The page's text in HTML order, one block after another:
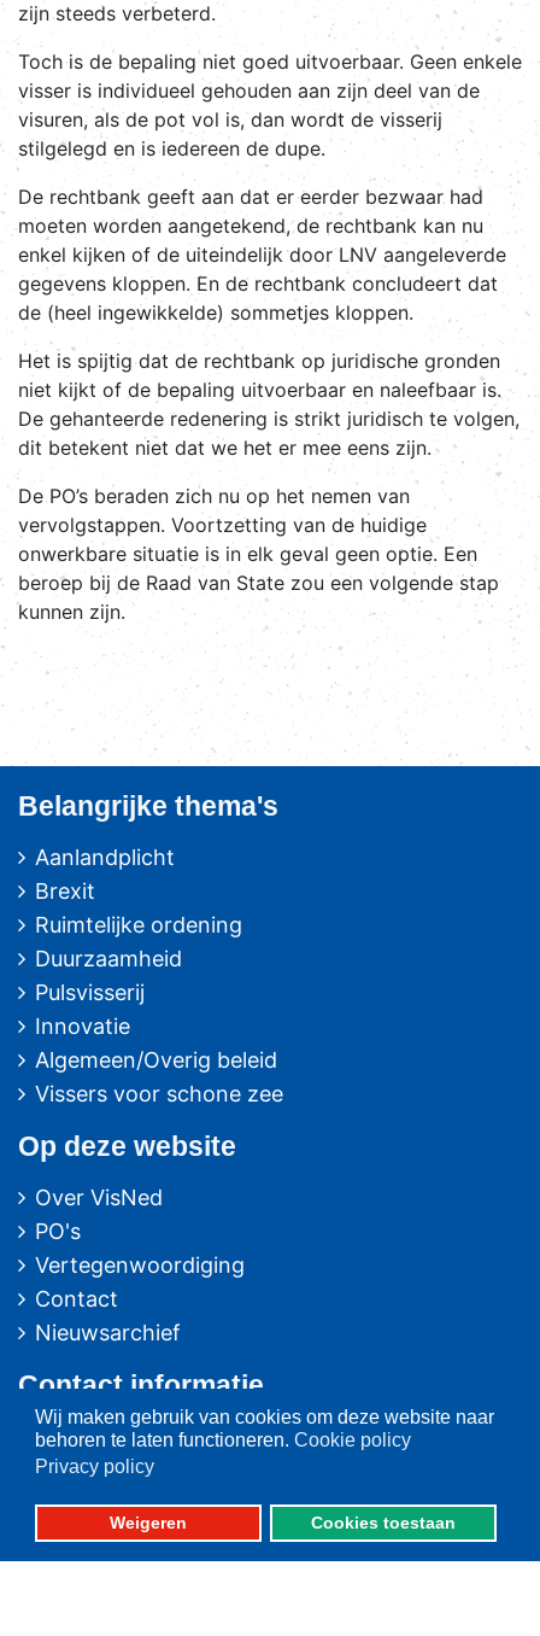
Wij maken gebruik van cookies om deze website naar
behoren te laten functioneren. Cookie policy
Privacy policy
Weigeren Cookies toestaan
zijn steeds verbeterd.
Toch is de bepaling niet goed uitvoerbaar. Geen enkele
visser is individueel gehouden aan zijn deel van de
visuren, als de pot vol is, dan wordt de visserij
stilgelegd en is iedereen de dupe.
De rechtbank geeft aan dat er eerder bezwaar had
moeten worden aangetekend, de rechtbank kan nu
enkel kijken of de uiteindelijk door LNV aangeleverde
gegevens kloppen. En de rechtbank concludeert dat
de (heel ingewikkelde) sommetjes kloppen.
Het is spijtig dat de rechtbank op juridische gronden
niet kijkt of de bepaling uitvoerbaar en naleefbaar is.
De gehanteerde redenering is strikt juridisch te volgen,
dit betekent niet dat we het er mee eens zijn.
De PO’s beraden zich nu op het nemen van
vervolgstappen. Voortzetting van de huidige
onwerkbare situatie is in elk geval geen optie. Een
beroep bij de Raad van State zou een volgende stap
kunnen zijn.
Belangrijke thema's
Aanlandplicht
Brexit
Ruimtelijke ordening
Duurzaamheid
Pulsvisserij
Innovatie
Algemeen/Overig beleid
Vissers voor schone zee
Op deze website
Over VisNed
PO's
Vertegenwoordiging
Contact
Nieuwsarchief
Contact informatie
Postbus 59
8320 AB URK
Bezoekadres: